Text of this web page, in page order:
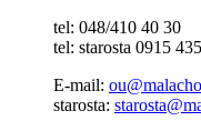
tel: 048/410 40 30
tel: starosta 0915
E-mail:
starosta: